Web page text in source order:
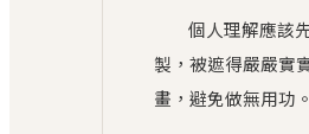
個人理解應該
製，被遮得嚴嚴實
畫，避免做無用功。